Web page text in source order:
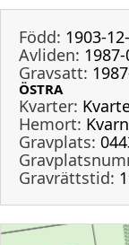
Född: 1903-
Avliden:
Gravsatt:
ÖSTRA
Kvarter:
Hemort:
Gravplats:
Gravrättstid: